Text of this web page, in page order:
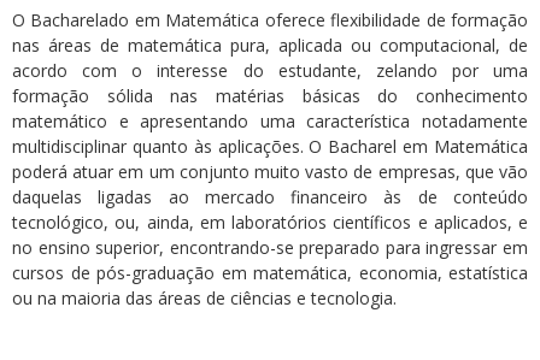
O Bacharelado em Matemática oferece flexibilidade de formação
nas áreas de matemática pura, aplicada ou computacional, de
acordo com o interesse do estudante, zelando por uma
formação sólida nas matérias básicas do conhecimento
matemático e apresentando uma característica notadamente
multidisciplinar quanto às aplicações. O Bacharel em Matemática
poderá atuar em um conjunto muito vasto de empresas, que vão
daquelas ligadas ao mercado financeiro às de conteúdo
tecnológico, ou, ainda, em laboratórios científicos e aplicados, e
no ensino superior, encontrando-se preparado para ingressar em
cursos de pós-graduação em matemática, economia, estatística
ou na maioria das áreas de ciências e tecnologia.